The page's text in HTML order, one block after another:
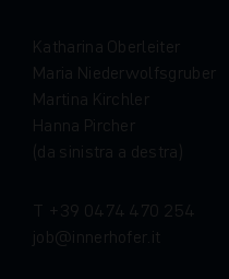
K ath arin a O b e rle ite r
Maria Nie d e r wo lfs g ru b e r
Martin a K irc h le r
Han n a P irc h e r
(d a s in is tra a d e s tra
T + 39 0 4 74 4 70 2 54
jo b in n e rh o fe r it